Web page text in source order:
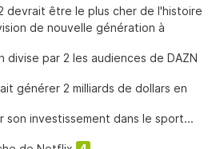
devrait être le plus cher de l'histoire
de nouvelle génération à
divise par 2 les audiences de DAZN
générer 2 milliards de dollars en
son investissement dans le sport...